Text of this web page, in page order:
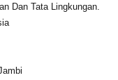
Dan Tata Lingkungan.